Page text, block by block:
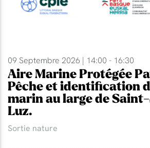
09 Septembre 2026 | 14:00 - 16:30
Aire Marine Protégée
Pêche et identification
marin au large de
Luz.
Sortie nature